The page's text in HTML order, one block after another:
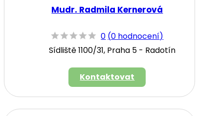
Mudr. Radmila Kernerová
0 (0 hodnocení)
Sídliště 1100/31, Praha 5 - Radotín
Kontaktovat